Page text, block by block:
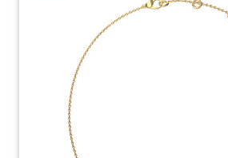
sprawdź naszą ofertę i wybierz
która świetnie uzupełni Twój